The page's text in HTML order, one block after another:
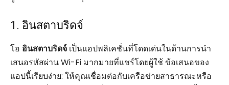
1. อินสตาบริดจ์
โอ อินสตาบริดจ์ เป็นแอปพลิเคชั่นที่โดดเด่นในด้านการนำ
เสนอรหัสผ่าน Wi-Fi มากมายที่แชร์โดยผู้ใช้ ข้อเสนอของ
แอปนี้เรียบง่าย: ให้คุณเชื่อมต่อกับเครือข่ายสาธารณะหรือ